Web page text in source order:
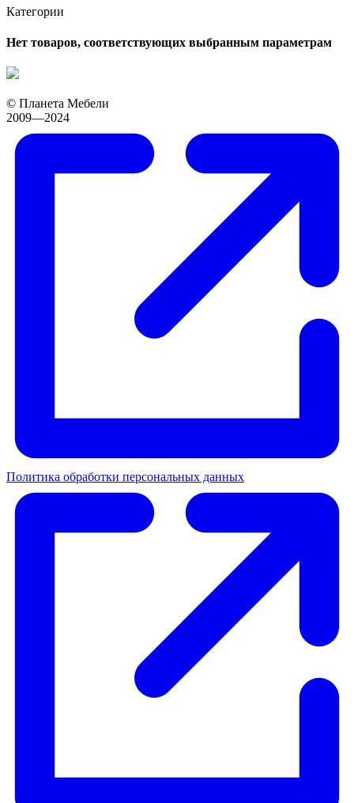
Категории
Нет товаров, соответствующих выбранным параметрам
© Планета Мебели
2009—2024
Политика обработки персональных данных